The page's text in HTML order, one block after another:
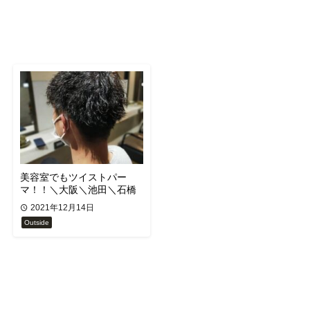
美容室でもツイストパー
マ！！＼大阪＼池田＼石橋
2021年12月14日
Outside